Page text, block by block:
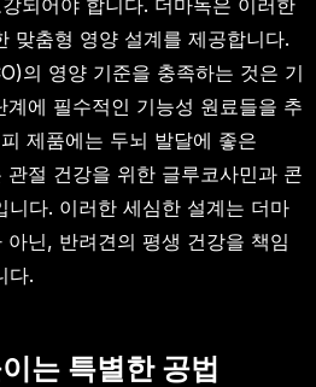
맞춤형 영양 설계를 제공합니다.
의 영양 기준을 충족하는 것은 기
에 필수적인 기능성 원료들을 추
제품에는 두뇌 발달에 좋은
절 건강을 위한 글루코사민과 콘
니다. 이러한 세심한 설계는 더마
닌, 반려견의 평생 건강을 책임
다.
는 특별한 공법